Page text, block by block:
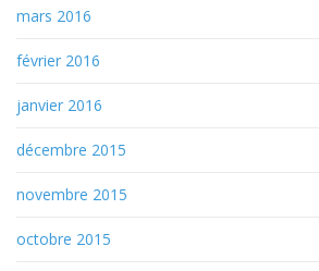
mars 2016
février 2016
janvier 2016
décembre 2015
novembre 2015
octobre 2015